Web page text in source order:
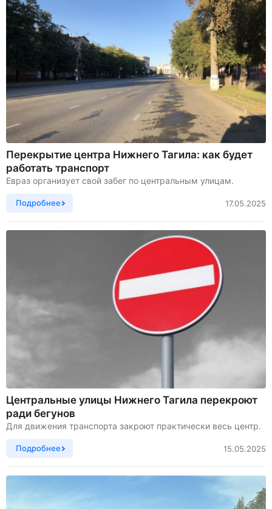
Перекрытие центра Нижнего Тагила: как будет
работать транспорт
Евраз организует свой забег по центральным улицам.
Подробнее 17.05.2025
Центральные улицы Нижнего Тагила перекроют
ради бегунов
Для движения транспорта закроют практически весь центр.
Подробнее 15.05.2025